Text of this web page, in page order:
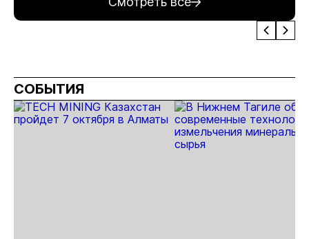
чего
Как это
остановить?
эффективные
технологии
СОБЫТИЯ